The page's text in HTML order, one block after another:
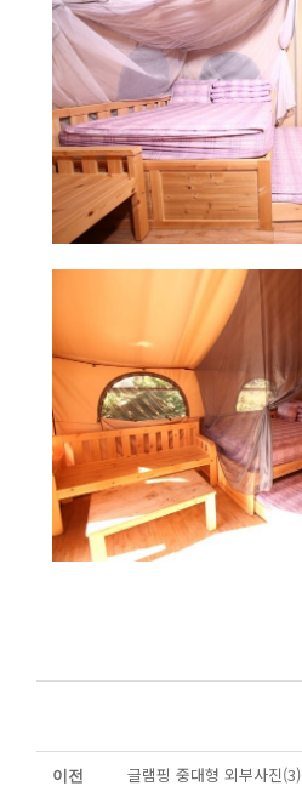
이전 글램핑 중대형 외부사진(3)